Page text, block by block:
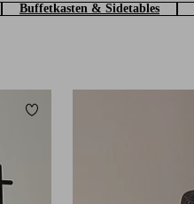
Buffetkasten & Sidetables
Toevoegen aan favorieten